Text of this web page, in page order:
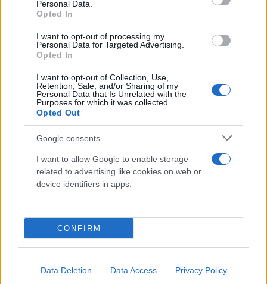
Personal Data.
Opted In
I want to opt-out of processing my
Personal Data for Targeted Advertising.
Opted In
I want to opt-out of Collection, Use,
Retention, Sale, and/or Sharing of my
Personal Data that Is Unrelated with the
Purposes for which it was collected.
Opted Out
Google consents
I want to allow Google to enable storage
related to advertising like cookies on web or
device identifiers in apps.
CONFIRM
Data Deletion Data Access Privacy Policy
FLASH FOCUS